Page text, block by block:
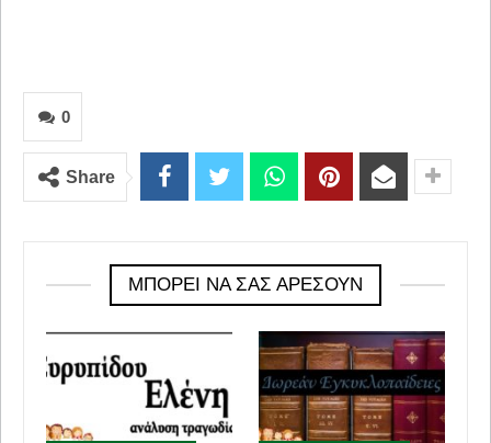
0
Share
ΜΠΟΡΕΊ ΝΑ ΣΑΣ ΑΡΈΣΟΥΝ